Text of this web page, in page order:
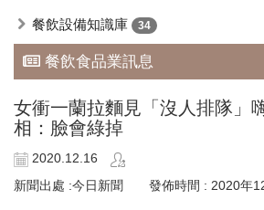
餐飲設備知識庫 34
餐飲食品業訊息
女衝一蘭拉麵見「沒人排隊」
相：臉會綠掉
2020.12.16
新聞出處 :今日新聞 發佈時間 : 2020年